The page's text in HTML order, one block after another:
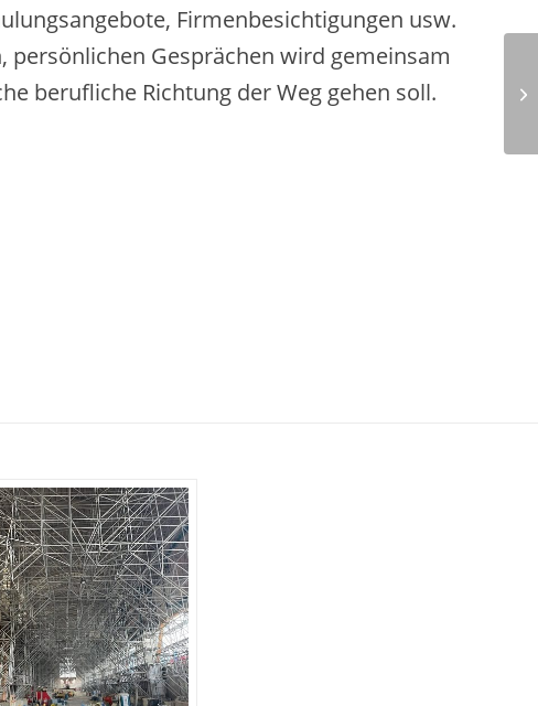
Firmenbesichtigungen usw.
persönlichen Gesprächen wird gemeinsam
berufliche Richtung der Weg gehen soll.